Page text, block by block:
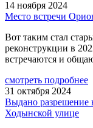
14 ноября 2024
Место встречи
Вот таким стал
реконструкции в
встречаются и
смотреть подробнее
31 октября 2024
Выдано разрешение
Ходынской улице